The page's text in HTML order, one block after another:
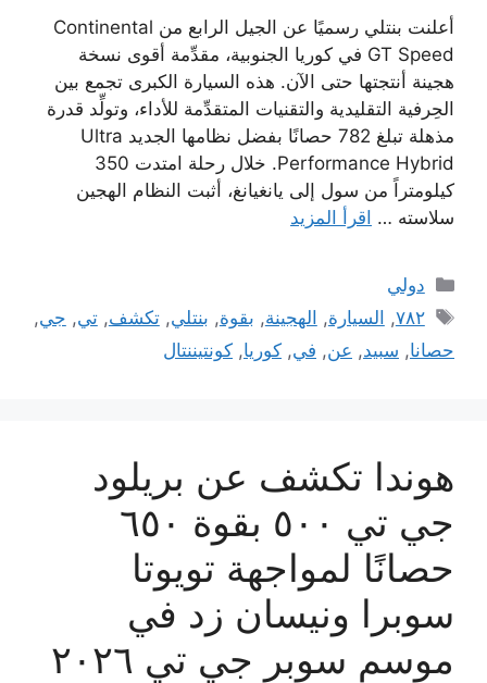
أعلنت بنتلي رسميًا عن الجيل الرابع من Continental
GT Speed في كوريا الجنوبية، مقدِّمة أقوى نسخة
هجينة أنتجتها حتى الآن. هذه السيارة الكبرى تجمع بين
الحِرفية التقليدية والتقنيات المتقدِّمة للأداء، وتولِّد قدرة
مذهلة تبلغ 782 حصانًا بفضل نظامها الجديد Ultra
Performance Hybrid. خلال رحلة امتدت 350
كيلومتراً من سول إلى يانغيانغ، أثبت النظام الهجين
سلاسته … اقرأ المزيد
التصنيفات
دولي
الوسوم
٧٨٢, السيارة, الهجينة, بقوة, بنتلي,تكشف,تي, جي,
حصانا, سبيد, عن, في, كوريا, كونتيننتال
هوندا تكشف عن بريلود
جي تي ٥٠٠ بقوة ٦٥٠
حصانًا لمواجهة تويوتا
سوبرا ونيسان زد في
موسم سوبر جي تي ٢٠٢٦